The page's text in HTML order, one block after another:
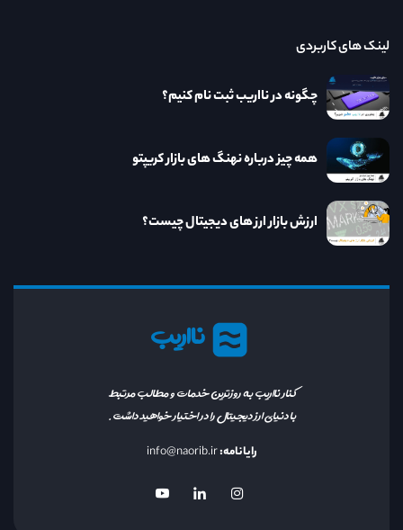
نااریب
کنار نااریب به روزترین خدمات و مطالب مرتبط
با دنیای ارز دیجیتال را در اختیار خواهید داشت.
رایانامه:info@naorib.ir
لینک های کاربردی
چگونه در نااریب ثبت نام کنیم؟
همه چیز درباره نهنگ های بازار کریپتو
ارزش بازار ارز های دیجیتال چیست؟